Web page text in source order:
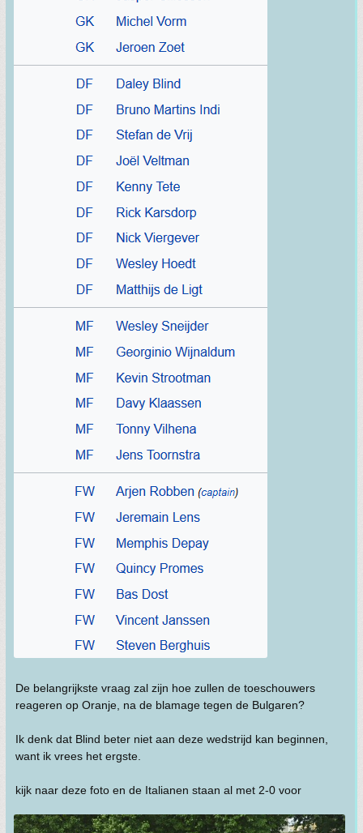
De belangrijkste vraag zal zijn hoe zullen de toeschouwers
reageren op Oranje, na de blamage tegen de Bulgaren?
Ik denk dat Blind beter niet aan deze wedstrijd kan beginnen,
want ik vrees het ergste.
kijk naar deze foto en de Italianen staan al met 2-0 voor